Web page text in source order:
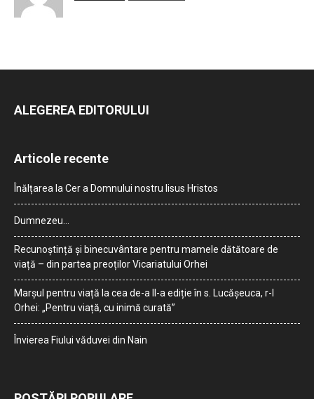
ALEGEREA EDITORULUI
Articole recente
Înălțarea la Cer a Domnului nostru Iisus Hristos
Dumnezeu…
Recunoștință și binecuvântare pentru mamele dătătoare de
viață – din partea preoților Vicariatului Orhei
Marșul pentru viață la cea de-a II-a ediție în s. Lucășeuca, r-l
Orhei: „Pentru viață, cu inimă curată”
Învierea Fiului văduvei din Nain